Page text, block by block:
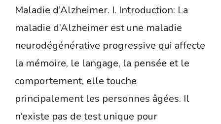
Maladie d’Alzheimer. I. Introduction: La
maladie d’Alzheimer est une maladie
neurodégénérative progressive qui affecte
la mémoire, le langage, la pensée et le
comportement, elle touche
principalement les personnes âgées. Il
n’existe pas de test unique pour